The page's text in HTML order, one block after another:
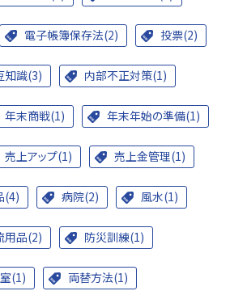
電子帳簿保存法(2) 投票(2)
知識(3) 内部不正対策(1)
年末商戦(1) 年末年始の準備(1)
売上アップ(1) 売上金管理(1)
(4) 病院(2) 風水(1)
用品(2) 防災訓練(1)
(1) 両替方法(1)